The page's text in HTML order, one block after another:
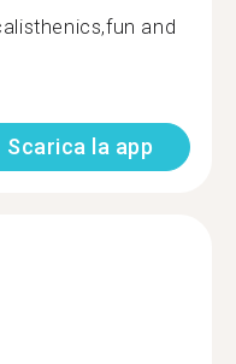
and
Scarica la app